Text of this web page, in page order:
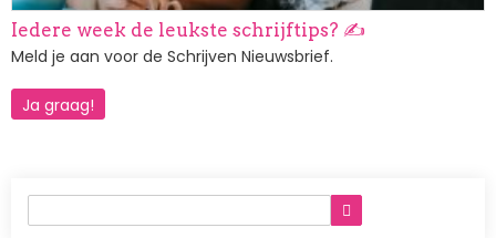
Iedere week de leukste schrijftips? ✍️
Meld je aan voor de Schrijven Nieuwsbrief.
Ja graag!